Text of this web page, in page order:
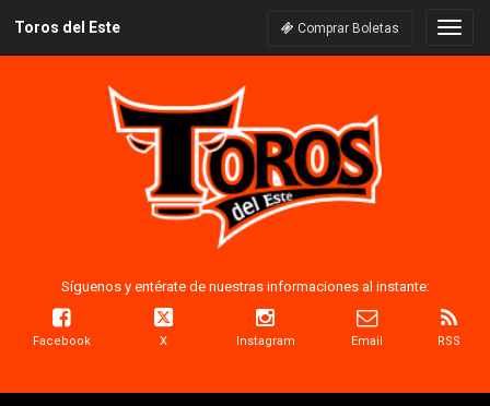
Toros del Este Comprar Boletas
Síguenos y entérate de nuestras informaciones al instante:
Facebook X Instagram Email RSS